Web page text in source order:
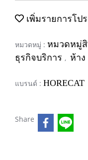
เพิ่มรายการโป
หมวดหมู่ : หมวดหมู่
ธุรกิจบริการ , ห้า
แบรนด์ : HORECAT
Share